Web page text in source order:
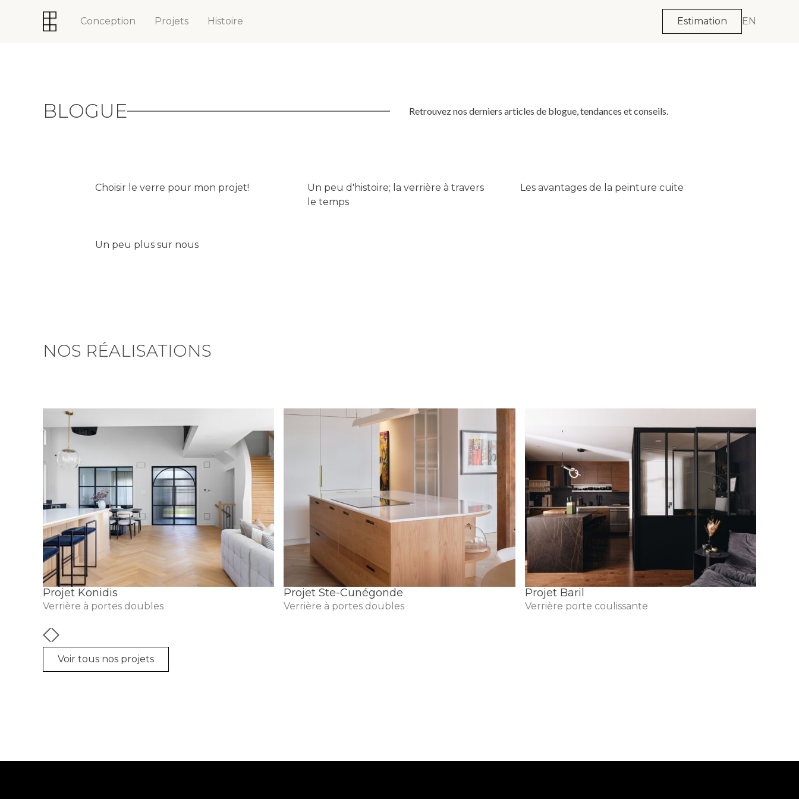
Conception Projets Histoire Estimation EN
BLOGUE Retrouvez nos derniers articles de blogue, tendances et conseils.
Choisir le verre pour mon projet!
Un peu d'histoire; la verrière à travers
le temps
Les avantages de la peinture cuite
Un peu plus sur nous
NOS RÉALISATIONS
Projet Konidis
Verrière à portes doubles
Projet Ste-Cunégonde
Verrière à portes doubles
Projet Baril
Verrière porte coulissante
Voir tous nos projets